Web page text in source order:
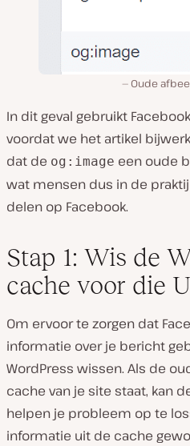
Oude
In dit geval gebruikt
voordat we het artikel
dat de og:image een oude
wat mensen dus in de
delen op Facebook.
Stap 1: Wis de
cache voor die
Om ervoor te zorgen dat
informatie over je bericht
WordPress wissen. Als de
cache van je site staat, kan
helpen je probleem op te
informatie uit de cache